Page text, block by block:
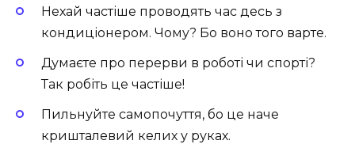
Нехай частіше проводять час десь з
кондиціонером. Чому? Бо воно того варте.
Думаєте про перерви в роботі чи спорті?
Так робіть це частіше!
Пильнуйте самопочуття, бо це наче
кришталевий келих у руках.